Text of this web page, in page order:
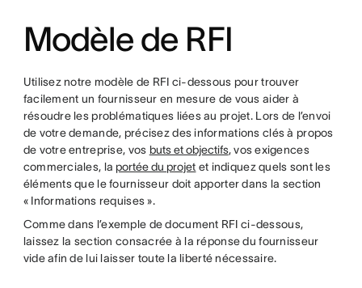
Modèle de RFI
Utilisez notre modèle de RFI ci-dessous pour trouver
facilement un fournisseur en mesure de vous aider à
résoudre les problématiques liées au projet. Lors de l’envoi
de votre demande, précisez des informations clés à propos
de votre entreprise, vos buts et objectifs, vos exigences
commerciales, la portée du projet et indiquez quels sont les
éléments que le fournisseur doit apporter dans la section
« Informations requises ».
Comme dans l’exemple de document RFI ci-dessous,
laissez la section consacrée à la réponse du fournisseur
vide afin de lui laisser toute la liberté nécessaire.